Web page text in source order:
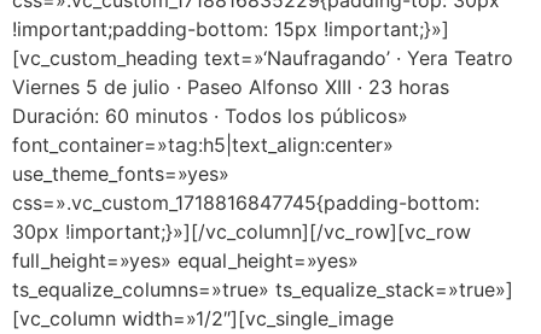
!important;padding-bottom: 15px !important;}»]
[vc_custom_heading text=»‘Naufragando’ · Yera Teatro
Viernes 5 de julio · Paseo Alfonso XIII · 23 horas
Duración: 60 minutos · Todos los públicos»
font_container=»tag:h5|text_align:center»
use_theme_fonts=»yes»
css=».vc_custom_1718816847745{padding-bottom:
30px !important;}»][/vc_column][/vc_row][vc_row
full_height=»yes» equal_height=»yes»
ts_equalize_columns=»true» ts_equalize_stack=»true»]
[vc_column width=»1/2″][vc_single_image